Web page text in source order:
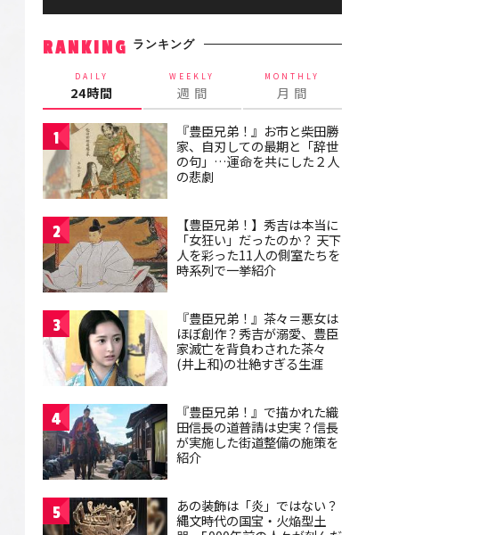
RANKING ランキング
DAILY
24時間
WEEKLY
週 間
MONTHLY
月 間
1
『豊臣兄弟！』お市と柴田勝
家、自刃しての最期と「辞世
の句」…運命を共にした２人
の悲劇
2
【豊臣兄弟！】秀吉は本当に
「女狂い」だったのか？ 天下
人を彩った11人の側室たちを
時系列で一挙紹介
3
『豊臣兄弟！』茶々＝悪女は
ほぼ創作？秀吉が溺愛、豊臣
家滅亡を背負わされた茶々
(井上和)の壮絶すぎる生涯
4
『豊臣兄弟！』で描かれた織
田信長の道普請は史実？信長
が実施した街道整備の施策を
紹介
5
あの装飾は「炎」ではない？
縄文時代の国宝・火焔型土